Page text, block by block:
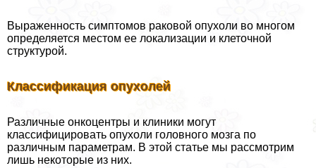
Выраженность симптомов paковой опухоли во многом
определяется местом ее локализации и клеточной
структурой.
Классификация опухолей
Различные онкоцентры и клиники могут
классифицировать опухоли головного мозга по
различным параметрам. В этой статье мы рассмотрим
лишь некоторые из них.